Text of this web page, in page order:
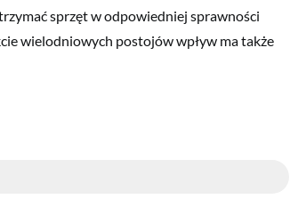
sprzęt w odpowiedniej sprawności
wielodniowych postojów wpływ ma także